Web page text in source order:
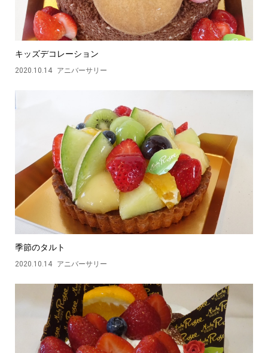
キッズデコレーション
2020.10.14 アニバーサリー
季節のタルト
2020.10.14 アニバーサリー